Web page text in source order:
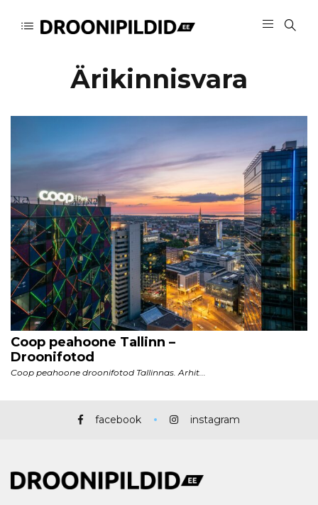
Ärikinnisvara
facebook instagram